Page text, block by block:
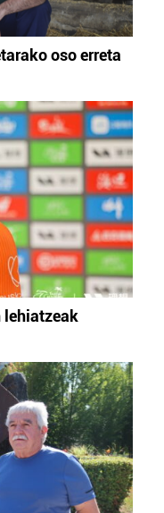
oso erreta
lehiatzeak